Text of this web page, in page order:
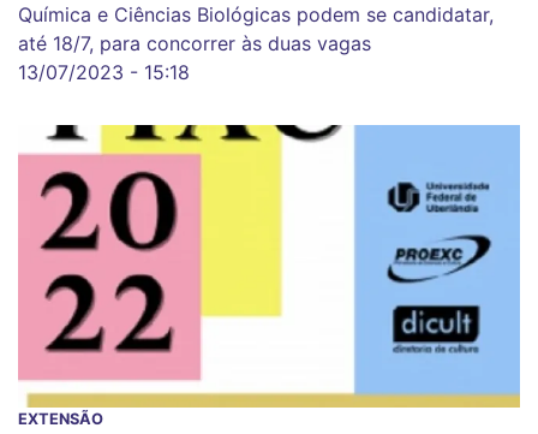
Química e Ciências Biológicas podem se candidatar,
até 18/7, para concorrer às duas vagas
13/07/2023 - 15:18
EXTENSÃO